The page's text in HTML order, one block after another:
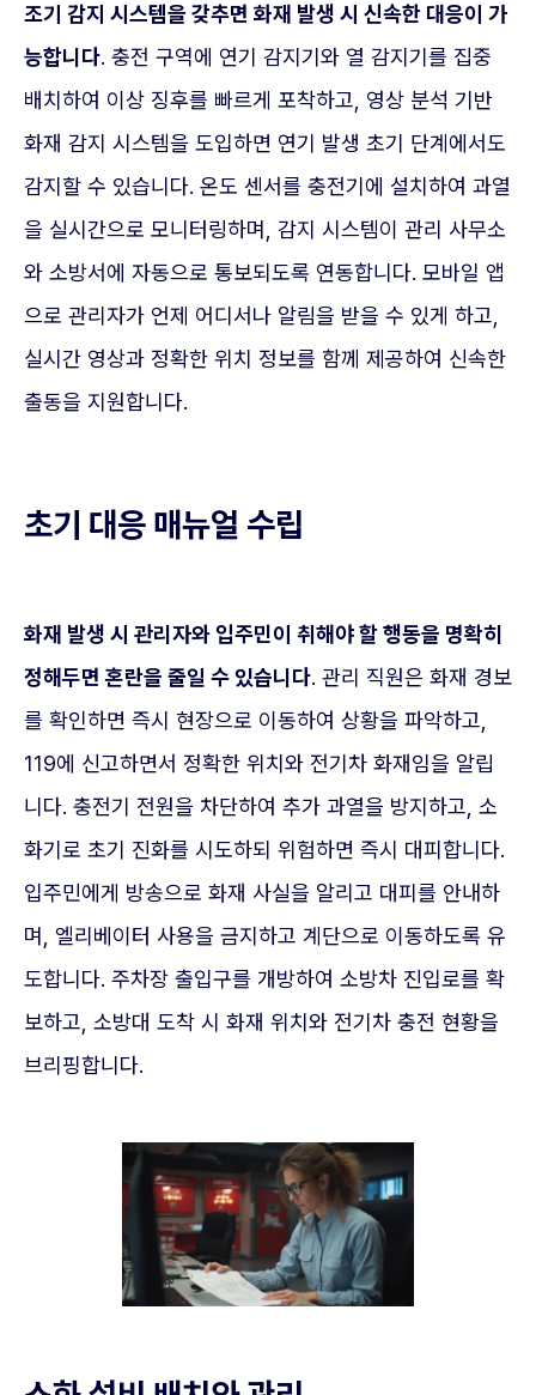
조기 감지 시스템을 갖추면 화재 발생 시 신속한 대응이 가
능합니다. 충전 구역에 연기 감지기와 열 감지기를 집중
배치하여 이상 징후를 빠르게 포착하고, 영상 분석 기반
화재 감지 시스템을 도입하면 연기 발생 초기 단계에서도
감지할 수 있습니다. 온도 센서를 충전기에 설치하여 과열
을 실시간으로 모니터링하며, 감지 시스템이 관리 사무소
와 소방서에 자동으로 통보되도록 연동합니다. 모바일 앱
으로 관리자가 언제 어디서나 알림을 받을 수 있게 하고,
실시간 영상과 정확한 위치 정보를 함께 제공하여 신속한
출동을 지원합니다.
초기 대응 매뉴얼 수립
화재 발생 시 관리자와 입주민이 취해야 할 행동을 명확히
정해두면 혼란을 줄일 수 있습니다. 관리 직원은 화재 경보
를 확인하면 즉시 현장으로 이동하여 상황을 파악하고,
119에 신고하면서 정확한 위치와 전기차 화재임을 알립
니다. 충전기 전원을 차단하여 추가 과열을 방지하고, 소
화기로 초기 진화를 시도하되 위험하면 즉시 대피합니다.
입주민에게 방송으로 화재 사실을 알리고 대피를 안내하
며, 엘리베이터 사용을 금지하고 계단으로 이동하도록 유
도합니다. 주차장 출입구를 개방하여 소방차 진입로를 확
보하고, 소방대 도착 시 화재 위치와 전기차 충전 현황을
브리핑합니다.